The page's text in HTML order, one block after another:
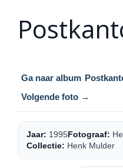
Ga naar album
Volgende foto →
Jaar: 1995Fotograaf:
Collectie: Henk Mulder